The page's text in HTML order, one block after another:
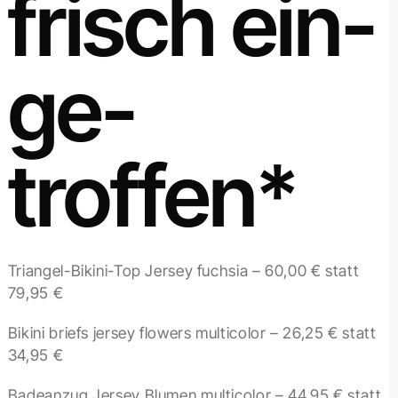
BAMA –
Rabatt*
-50%
Saison-
frisch ein­
ge­
troffen*
Triangel-Bikini-Top Jersey fuchsia – 60,00 € statt
79,95 €
Bikini briefs jersey flowers multicolor – 26,25 € statt
34,95 €